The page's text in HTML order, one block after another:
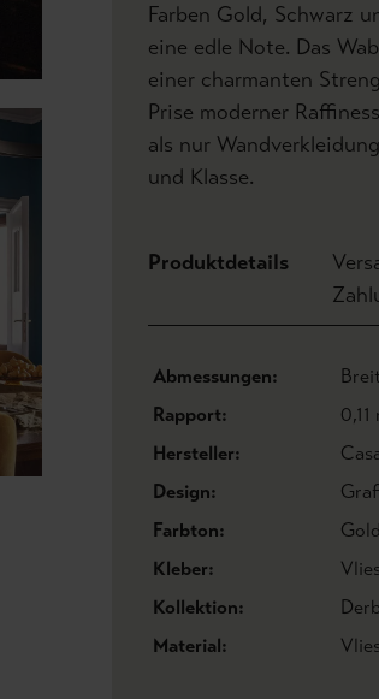
Farben Gold, Schwarz
eine edle Note. Das
einer charmanten
Prise moderner
als nur
und Klasse.
Produktdetails
Abmessungen:
Rapport:
0,11
Hersteller:
Design:
Farbton:
Gold
Kleber:
Kollektion:
Material:
Vlies